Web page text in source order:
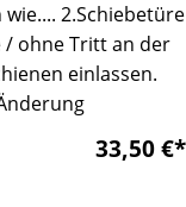
2.Schiebetüre
/ ohne Tritt an der
einlassen.
33,50 €*